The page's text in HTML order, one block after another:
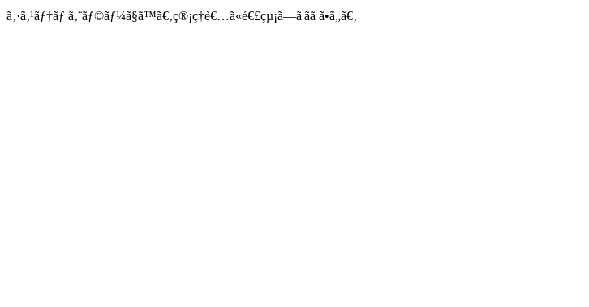
ã‚·ã‚¹ãƒ†ãƒ ã‚¨ãƒ©ãƒ¼ã§ã™ã€‚ç®¡ç†è€…ã«é€£çµ¡ã—ã¦ãã ã•ã„ã€‚